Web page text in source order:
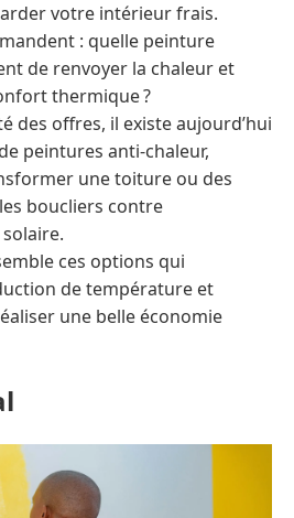
votre intérieur frais.
: quelle peinture
de renvoyer la chaleur et
thermique ?
des offres, il existe aujourd’hui
peintures anti-chaleur,
une toiture ou des
boucliers contre
ces options qui
de température et
une belle économie